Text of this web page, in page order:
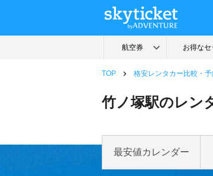
TOP 格安レンタカー比較・
竹ノ塚駅のレン
最安値カレンダー